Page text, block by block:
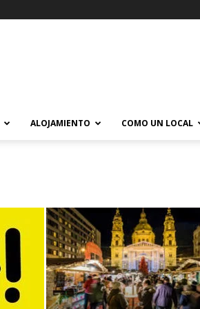
ALOJAMIENTO COMO UN LOCAL